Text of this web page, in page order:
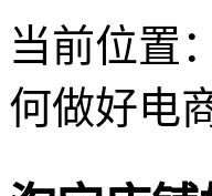
当前位置：
何做好电